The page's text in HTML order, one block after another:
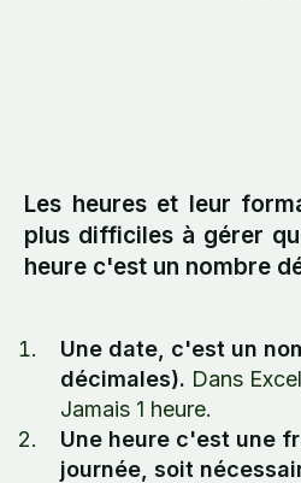
Les heures et leur
plus difficiles à gérer
heure c'est un nombre
Une date, c'est un
décimales). Dans
Jamais 1 heure.
Une heure c'est une
journée, soit